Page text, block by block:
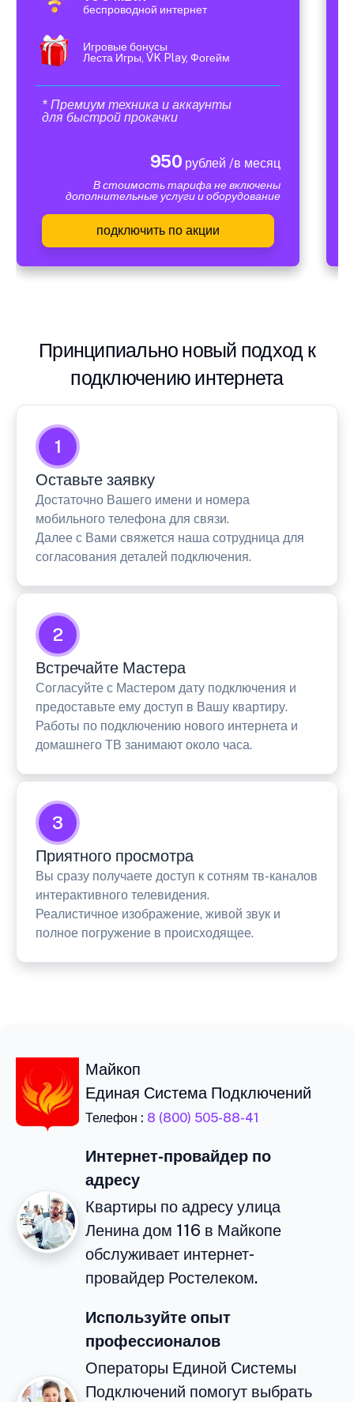
беспроводной интернет
Игровые бонусы
Леста Игры, VK Play, Фогейм
* Премиум техника и аккаунты
для быстрой прокачки
950 рублей /в месяц
В стоимость тарифа не включены
дополнительные услуги и оборудование
подключить по акции
Принципиально новый подход к
подключению интернета
1
Оставьте заявку
Достаточно Вашего имени и номера
мобильного телефона для связи.
Далее с Вами свяжется наша сотрудница для
согласования деталей подключения.
2
Встречайте Мастера
Согласуйте с Мастером дату подключения и
предоставьте ему доступ в Вашу квартиру.
Работы по подключению нового интернета и
домашнего ТВ занимают около часа.
3
Приятного просмотра
Вы сразу получаете доступ к сотням тв-каналов
интерактивного телевидения.
Реалистичное изображение, живой звук и
полное погружение в происходящее.
Майкоп
Единая Система Подключений
Телефон : 8 (800) 505-88-41
Интернет-провайдер по
адресу
Квартиры по адресу улица
Ленина дом 116 в Майкопе
обслуживает интернет-
провайдер Ростелеком.
Используйте опыт
профессионалов
Операторы Единой Системы
Подключений помогут выбрать